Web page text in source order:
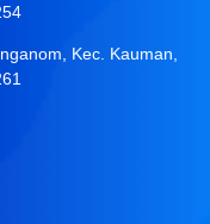
Kec. Kauman,